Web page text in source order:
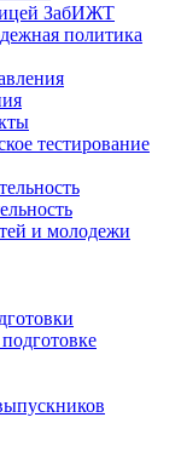
ЗабИЖТ
политика
тестирование
и молодежи